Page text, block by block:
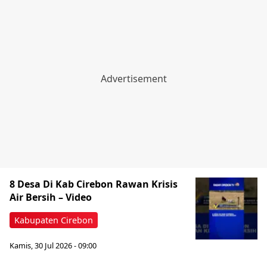
Kabupaten Cirebon
8 Desa Di Kab Cirebon Rawan Krisis
Air Bersih – Video
Kamis, 30 Jul 2026 - 09:00